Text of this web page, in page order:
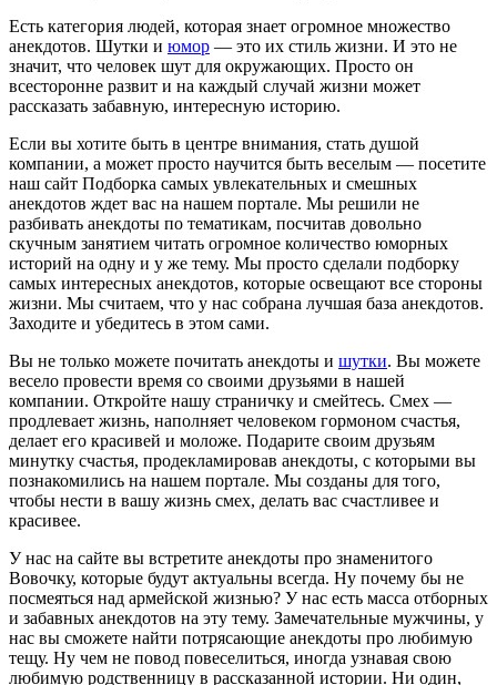
Есть категория людей, которая знает огромное множество
анекдотов. Шутки и юмор — это их стиль жизни. И это не
значит, что человек шут для окружающих. Просто он
всесторонне развит и на каждый случай жизни может
рассказать забавную, интересную историю.
Если вы хотите быть в центре внимания, стать душой
компании, а может просто научится быть веселым — посетите
наш сайт Подборка самых увлекательных и смешных
анекдотов ждет вас на нашем портале. Мы решили не
разбивать анекдоты по тематикам, посчитав довольно
скучным занятием читать огромное количество юморных
историй на одну и у же тему. Мы просто сделали подборку
самых интересных анекдотов, которые освещают все стороны
жизни. Мы считаем, что у нас собрана лучшая база анекдотов.
Заходите и убедитесь в этом сами.
Вы не только можете почитать анекдоты и шутки. Вы можете
весело провести время со своими друзьями в нашей
компании. Откройте нашу страничку и смейтесь. Смех —
продлевает жизнь, наполняет человеком гормоном счастья,
делает его красивей и моложе. Подарите своим друзьям
минутку счастья, продекламировав анекдоты, с которыми вы
познакомились на нашем портале. Мы созданы для того,
чтобы нести в вашу жизнь смех, делать вас счастливее и
красивее.
У нас на сайте вы встретите анекдоты про знаменитого
Вовочку, которые будут актуальны всегда. Ну почему бы не
посмеяться над армейской жизнью? У нас есть масса отборных
и забавных анекдотов на эту тему. Замечательные мужчины, у
нас вы сможете найти потрясающие анекдоты про любимую
тещу. Ну чем не повод повеселиться, иногда узнавая свою
любимую родственницу в рассказанной истории. Ни один,